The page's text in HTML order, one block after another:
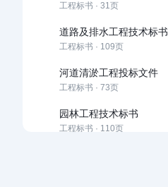
工程标书 · 31页
道路及排水工程技术标书
工程标书 · 109页
河道清淤工程投标文件
工程标书 · 73页
园林工程技术标书
工程标书 · 110页